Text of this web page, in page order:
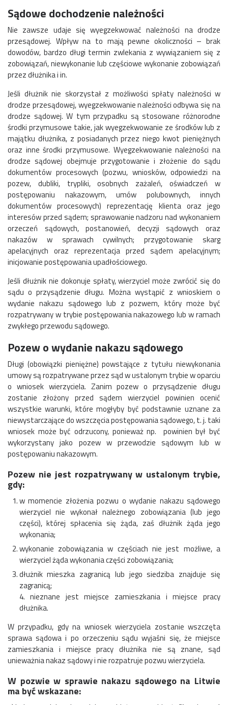
Sądowe dochodzenie należności
Nie zawsze udaje się wyegzekwować należności na drodze
przesądowej. Wpływ na to mają pewne okoliczności – brak
dowodów, bardzo długi termin zwlekania z wywiązaniem się z
zobowiązań, niewykonanie lub częściowe wykonanie zobowiązań
przez dłużnika i in.
Jeśli dłużnik nie skorzystał z możliwości spłaty należności w
drodze przesądowej, wyegzekwowanie należności odbywa się na
drodze sądowej. W tym przypadku są stosowane różnorodne
środki przymusowe takie, jak wyegzekwowanie ze środków lub z
majątku dłużnika, z posiadanych przez niego kwot pieniężnych
oraz inne środki przymusowe. Wyegzekwowanie należności na
drodze sądowej obejmuje przygotowanie i złożenie do sądu
dokumentów procesowych (pozwu, wniosków, odpowiedzi na
pozew, dubliki, trypliki, osobnych zażaleń, oświadczeń w
postępowaniu nakazowym, umów polubownych, innych
dokumentów procesowych) reprezentację klienta oraz jego
interesów przed sądem; sprawowanie nadzoru nad wykonaniem
orzeczeń sądowych, postanowień, decyzji sądowych oraz
nakazów w sprawach cywilnych; przygotowanie skarg
apelacyjnych oraz reprezentacja przed sądem apelacyjnym;
inicjowanie postępowania upadłościowego.
Jeśli dłużnik nie dokonuje spłaty, wierzyciel może zwrócić się do
sądu o przysądzenie długu. Można wystąpić z wnioskiem o
wydanie nakazu sądowego lub z pozwem, który może być
rozpatrywany w trybie postępowania nakazowego lub w ramach
zwykłego przewodu sądowego.
Pozew o wydanie nakazu sądowego
Długi (obowiązki pieniężne) powstające z tytułu niewykonania
umowy są rozpatrywane przez sąd w ustalonym trybie w oparciu
o wniosek wierzyciela. Zanim pozew o przysądzenie długu
zostanie złożony przed sądem wierzyciel powinien ocenić
wszystkie warunki, które mogłyby być podstawnie uznane za
niewystarczające do wszczęcia postępowania sądowego, t. j. taki
wniosek może być odrzucony, ponieważ np. powinien był być
wykorzystany jako pozew w przewodzie sądowym lub w
postępowaniu nakazowym.
Pozew nie jest rozpatrywany w ustalonym trybie,
gdy:
w momencie złożenia pozwu o wydanie nakazu sądowego
wierzyciel nie wykonał należnego zobowiązania (lub jego
części), której spłacenia się żąda, zaś dłużnik żąda jego
wykonania;
wykonanie zobowiązania w częściach nie jest możliwe, a
wierzyciel żąda wykonania części zobowiązania;
dłużnik mieszka zagranicą lub jego siedziba znajduje się
zagranicą;
4. nieznane jest miejsce zamieszkania i miejsce pracy
dłużnika.
W przypadku, gdy na wniosek wierzyciela zostanie wszczęta
sprawa sądowa i po orzeczeniu sądu wyjaśni się, że miejsce
zamieszkania i miejsce pracy dłużnika nie są znane, sąd
unieważnia nakaz sądowy i nie rozpatruje pozwu wierzyciela.
W pozwie w sprawie nakazu sądowego na Litwie
ma być wskazane: